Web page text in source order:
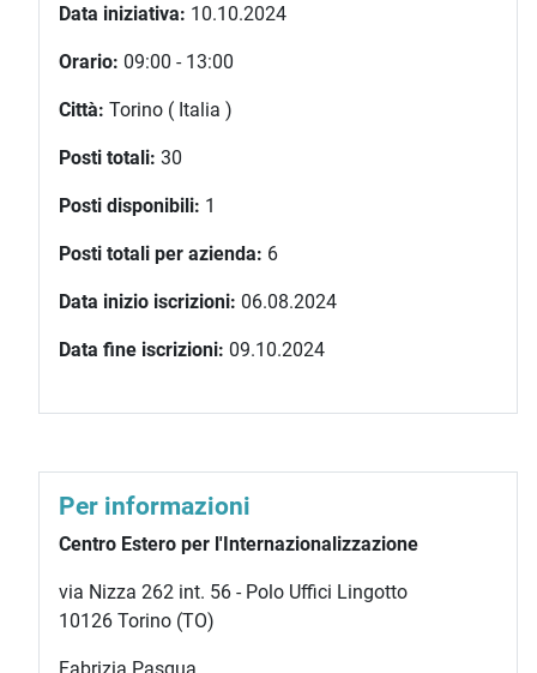
Data iniziativa: 10.10.2024
Orario: 09:00 - 13:00
Città: Torino ( Italia )
Posti totali: 30
Posti disponibili: 1
Posti totali per azienda: 6
Data inizio iscrizioni: 06.08.2024
Data fine iscrizioni: 09.10.2024
Per informazioni
Centro Estero per l'Internazionalizzazione
via Nizza 262 int. 56 - Polo Uffici Lingotto
10126 Torino (TO)